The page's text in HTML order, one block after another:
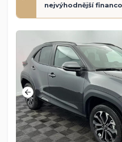
nejvýhodnější